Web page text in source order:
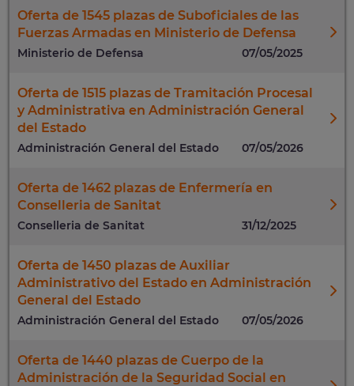
Oferta de 1545 plazas de Suboficiales de las
Fuerzas Armadas en Ministerio de Defensa
Ministerio de Defensa 07/05/2025
Oferta de 1515 plazas de Tramitación Procesal
y Administrativa en Administración General
del Estado
Administración General del Estado 07/05/2026
Oferta de 1462 plazas de Enfermería en
Conselleria de Sanitat
Conselleria de Sanitat 31/12/2025
Oferta de 1450 plazas de Auxiliar
Administrativo del Estado en Administración
General del Estado
Administración General del Estado 07/05/2026
Oferta de 1440 plazas de Cuerpo de la
Administración de la Seguridad Social en